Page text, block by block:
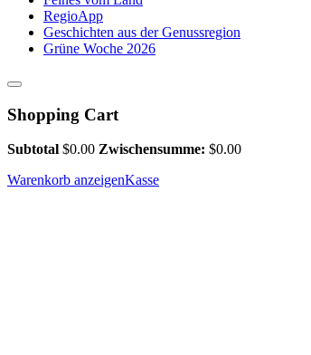
RegioApp
Geschichten aus der Genussregion
Grüne Woche 2026
Shopping Cart
Subtotal $0.00 Zwischensumme: $0.00
Warenkorb anzeigenKasse